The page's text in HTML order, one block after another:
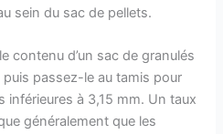
sein du sac de pellets.
contenu d’un sac de granulés
passez-le au tamis pour
inférieures à 3,15 mm. Un taux
généralement que les